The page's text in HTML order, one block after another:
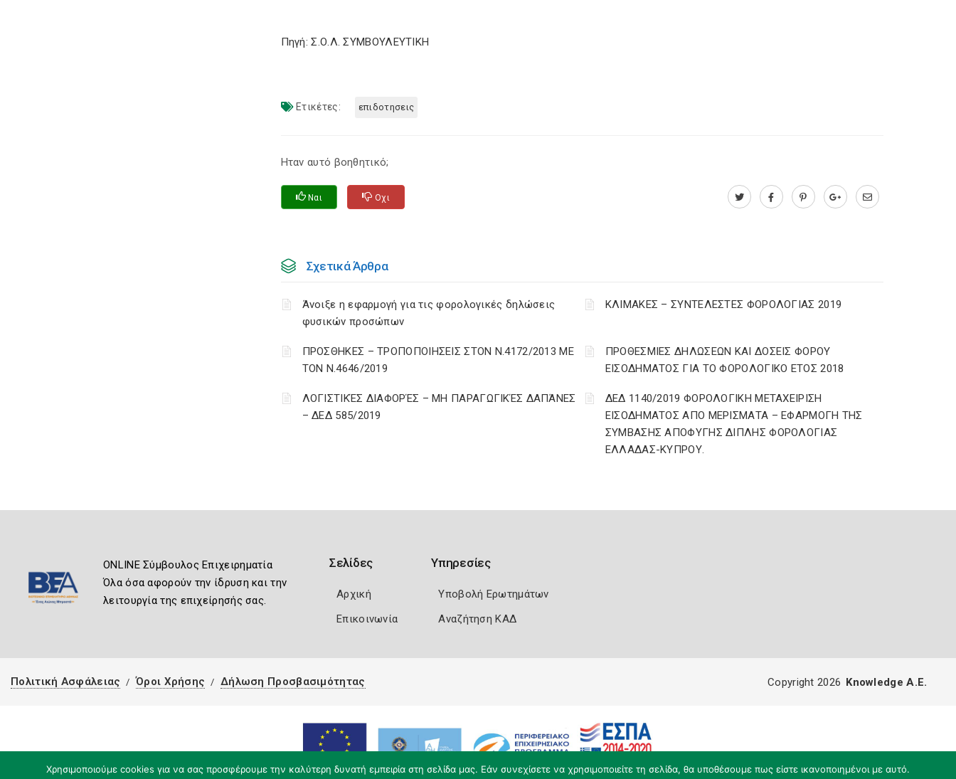
Πηγή: Σ.Ο.Λ. ΣΥΜΒΟΥΛΕΥΤΙΚΗ
Ετικέτες: επιδοτησεις
Ηταν αυτό βοηθητικό;
Ναι Οχι
Σχετικά Άρθρα
Άνοιξε η εφαρμογή για τις φορολογικές δηλώσεις
φυσικών προσώπων
ΚΛΙΜΑΚΕΣ – ΣΥΝΤΕΛΕΣΤΕΣ ΦΟΡΟΛΟΓΙΑΣ 2019
ΠΡΟΣΘΗΚΕΣ – ΤΡΟΠΟΠΟΙΗΣΕΙΣ ΣΤΟΝ Ν.4172/2013 ΜΕ
ΤΟΝ Ν.4646/2019
ΠΡΟΘΕΣΜΙΕΣ ΔΗΛΩΣΕΩΝ ΚΑΙ ΔΟΣΕΙΣ ΦΟΡΟΥ
ΕΙΣΟΔΗΜΑΤΟΣ ΓΙΑ ΤΟ ΦΟΡΟΛΟΓΙΚΟ ΕΤΟΣ 2018
ΛΟΓΙΣΤΙΚΈΣ ΔΙΑΦΟΡΈΣ – ΜΗ ΠΑΡΑΓΩΓΙΚΈΣ ΔΑΠΆΝΕΣ
– ΔΕΔ 585/2019
ΔΕΔ 1140/2019 ΦΟΡΟΛΟΓΙΚΗ ΜΕΤΑΧΕΙΡΙΣΗ
ΕΙΣΟΔΗΜΑΤΟΣ ΑΠΟ ΜΕΡΙΣΜΑΤΑ – ΕΦΑΡΜΟΓΗ ΤΗΣ
ΣΥΜΒΑΣΗΣ ΑΠΟΦΥΓΗΣ ΔΙΠΛΗΣ ΦΟΡΟΛΟΓΙΑΣ
ΕΛΛΑΔΑΣ-ΚΥΠΡΟΥ.
ONLINE Σύμβουλος Επιχειρηματία
Όλα όσα αφορούν την ίδρυση και την
λειτουργία της επιχείρησής σας.
Σελίδες
Αρχική
Επικοινωνία
Υπηρεσίες
Υποβολή Ερωτημάτων
Αναζήτηση ΚΑΔ
Πολιτική Ασφάλειας Όροι Χρήσης Δήλωση Προσβασιμότητας
Χρησιμοποιούμε cookies για να σας προσφέρουμε την καλύτερη δυνατή εμπειρία στη σελίδα μας. Εάν συνεχίσετε να χρησιμοποιείτε τη σελίδα, θα υποθέσουμε πως είστε ικανοποιημένοι με αυτό.
Copyright 2026 Knowledge A.E.